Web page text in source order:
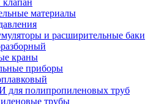
материалы
и расширительные баки
краны
приборы
полипропиленовых труб
трубы